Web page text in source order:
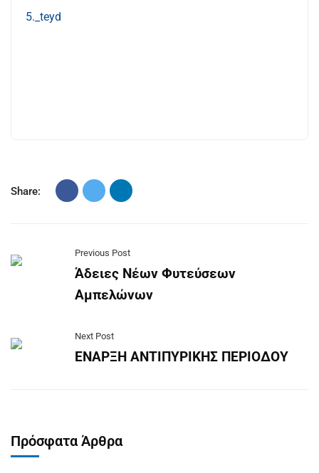
5._teyd
Share:
Previous Post
Άδειες Νέων Φυτεύσεων
Αμπελώνων
Next Post
ΕΝΑΡΞΗ ΑΝΤΙΠΥΡΙΚΗΣ ΠΕΡΙΟΔΟΥ
Πρόσφατα Άρθρα